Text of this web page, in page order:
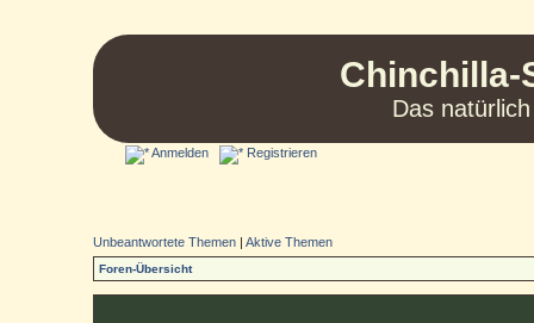
Chinchilla-
Das
Anmelden Registrieren
Unbeantwortete Themen |Aktive Themen
Foren-Übersicht